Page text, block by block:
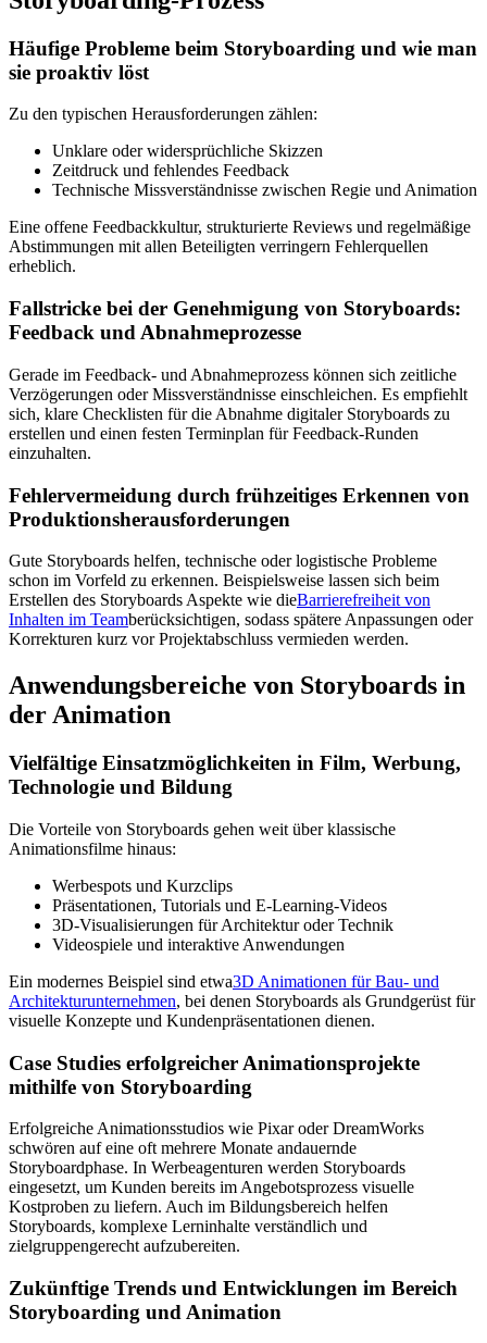
Häufige Probleme beim Storyboarding und wie man
sie proaktiv löst
Zu den typischen Herausforderungen zählen:
Unklare oder widersprüchliche Skizzen
Zeitdruck und fehlendes Feedback
Technische Missverständnisse zwischen Regie und Animation
Eine offene Feedbackkultur, strukturierte Reviews und regelmäßige
Abstimmungen mit allen Beteiligten verringern Fehlerquellen
erheblich.
Fallstricke bei der Genehmigung von Storyboards:
Feedback und Abnahmeprozesse
Gerade im Feedback- und Abnahmeprozess können sich zeitliche
Verzögerungen oder Missverständnisse einschleichen. Es empfiehlt
sich, klare Checklisten für die Abnahme digitaler Storyboards zu
erstellen und einen festen Terminplan für Feedback-Runden
einzuhalten.
Fehlervermeidung durch frühzeitiges Erkennen von
Produktionsherausforderungen
Gute Storyboards helfen, technische oder logistische Probleme
schon im Vorfeld zu erkennen. Beispielsweise lassen sich beim
Erstellen des Storyboards Aspekte wie dieBarrierefreiheit von
Inhalten im Teamberücksichtigen, sodass spätere Anpassungen oder
Korrekturen kurz vor Projektabschluss vermieden werden.
Anwendungsbereiche von Storyboards in
der Animation
Vielfältige Einsatzmöglichkeiten in Film, Werbung,
Technologie und Bildung
Die Vorteile von Storyboards gehen weit über klassische
Animationsfilme hinaus:
Werbespots und Kurzclips
Präsentationen, Tutorials und E-Learning-Videos
3D-Visualisierungen für Architektur oder Technik
Videospiele und interaktive Anwendungen
Ein modernes Beispiel sind etwa3D Animationen für Bau- und
Architekturunternehmen, bei denen Storyboards als Grundgerüst für
visuelle Konzepte und Kundenpräsentationen dienen.
Case Studies erfolgreicher Animationsprojekte
mithilfe von Storyboarding
Erfolgreiche Animationsstudios wie Pixar oder DreamWorks
schwören auf eine oft mehrere Monate andauernde
Storyboardphase. In Werbeagenturen werden Storyboards
eingesetzt, um Kunden bereits im Angebotsprozess visuelle
Kostproben zu liefern. Auch im Bildungsbereich helfen
Storyboards, komplexe Lerninhalte verständlich und
zielgruppengerecht aufzubereiten.
Zukünftige Trends und Entwicklungen im Bereich
Storyboarding und Animation